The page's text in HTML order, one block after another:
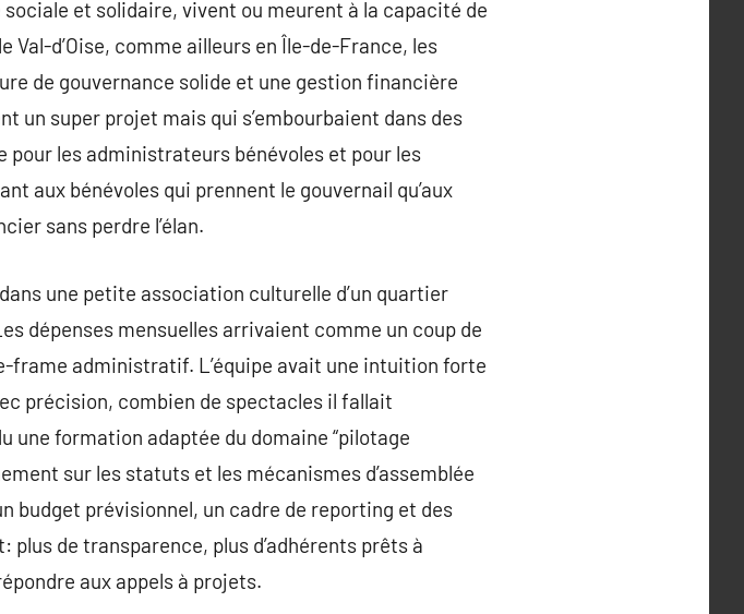
et solidaire, vivent ou meurent à la capacité de
d’Oise, comme ailleurs en Île-de-France, les
de gouvernance solide et une gestion financière
un super projet mais qui s’embourbaient dans des
les administrateurs bénévoles et pour les
aux bénévoles qui prennent le gouvernail qu’aux
sans perdre l’élan.
une petite association culturelle d’un quartier
dépenses mensuelles arrivaient comme un coup de
frame administratif. L’équipe avait une intuition forte
précision, combien de spectacles il fallait
une formation adaptée du domaine “pilotage
sur les statuts et les mécanismes d’assemblée
budget prévisionnel, un cadre de reporting et des
de transparence, plus d’adhérents prêts à
aux appels à projets.